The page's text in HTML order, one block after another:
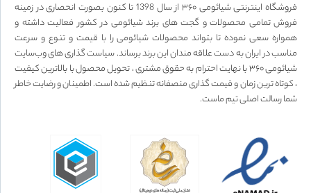
فروشگاه اینترنتی شیائومی ۳۶۰ از سال 1398 تا کنون بصورت انحصاری در زمینه
فروش تمامی محصولات و گجت های برند شیائومی در کشور فعالیت داشته و
همواره سعی نموده تا بتواند محصولات شیائومی را با قیمت و تنوع و سرعت
مناسب در ایران به دست علاقه مندان این برند برساند. سیاست گذاری های وب‌سایت
شیائومی ۳۶۰ با نهایت احترام به حقوق مشتری ، تحویل محصول با بالاترین کیفیت
، کوتاه ترین زمان و قیمت گذاری منصفانه تنظیم شده است. اطمینان و رضایت خاطر
شما رسالت اصلی تیم ماست.